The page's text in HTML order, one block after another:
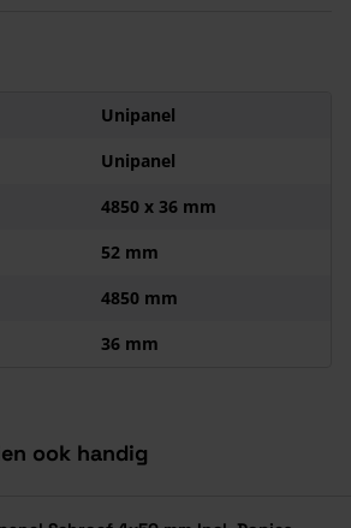
mm / m / C
B2
bij inachtneming van de
Unipanel
Unipanel
4850 x 36 mm
52 mm
4850 mm
36 mm
ook handig